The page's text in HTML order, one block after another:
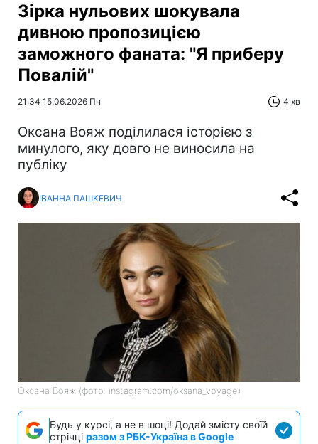
Зірка нульових шокувала
дивною пропозицією
заможного фаната: "Я приберу
Повалій"
21:34 15.06.2026 Пн 4 хв
Оксана Вояж поділилася історією з
минулого, яку довго не виносила на
публіку
ІВАННА ПАШКЕВИЧ
Оксана Вояж (фото: instagram.com/oksana_voyage)
Будь у курсі, а не в шоці! Додай змісту своїй
стрічці разом з РБК-Україна в Google